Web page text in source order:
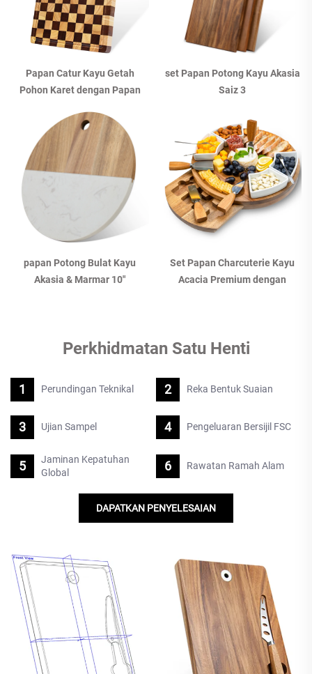
Papan Catur Kayu Getah
Pohon Karet dengan Papan
set Papan Potong Kayu Akasia
Saiz 3
papan Potong Bulat Kayu
Akasia & Marmar 10"
Set Papan Charcuterie Kayu
Acacia Premium dengan
Perkhidmatan Satu Henti
Perundingan Teknikal Reka Bentuk Suaian
Ujian Sampel Pengeluaran Bersijil FSC
Jaminan Kepatuhan
Global
Rawatan Ramah Alam
DAPATKAN PENYELESAIAN